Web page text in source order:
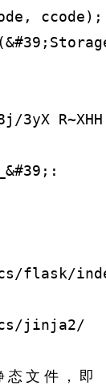
ccode);
flask/
jinja2/
文件，即